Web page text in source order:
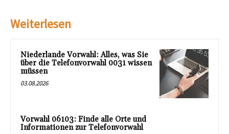
Weiterlesen
Niederlande Vorwahl: Alles, was Sie
über die Telefonvorwahl 0031 wissen
müssen
03.08.2026
Vorwahl 06103: Finde alle Orte und
Informationen zur Telefonvorwahl